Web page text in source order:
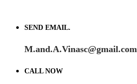
SEND EMAIL.
M.and.A.Vinasc@gmail.com
CALL NOW